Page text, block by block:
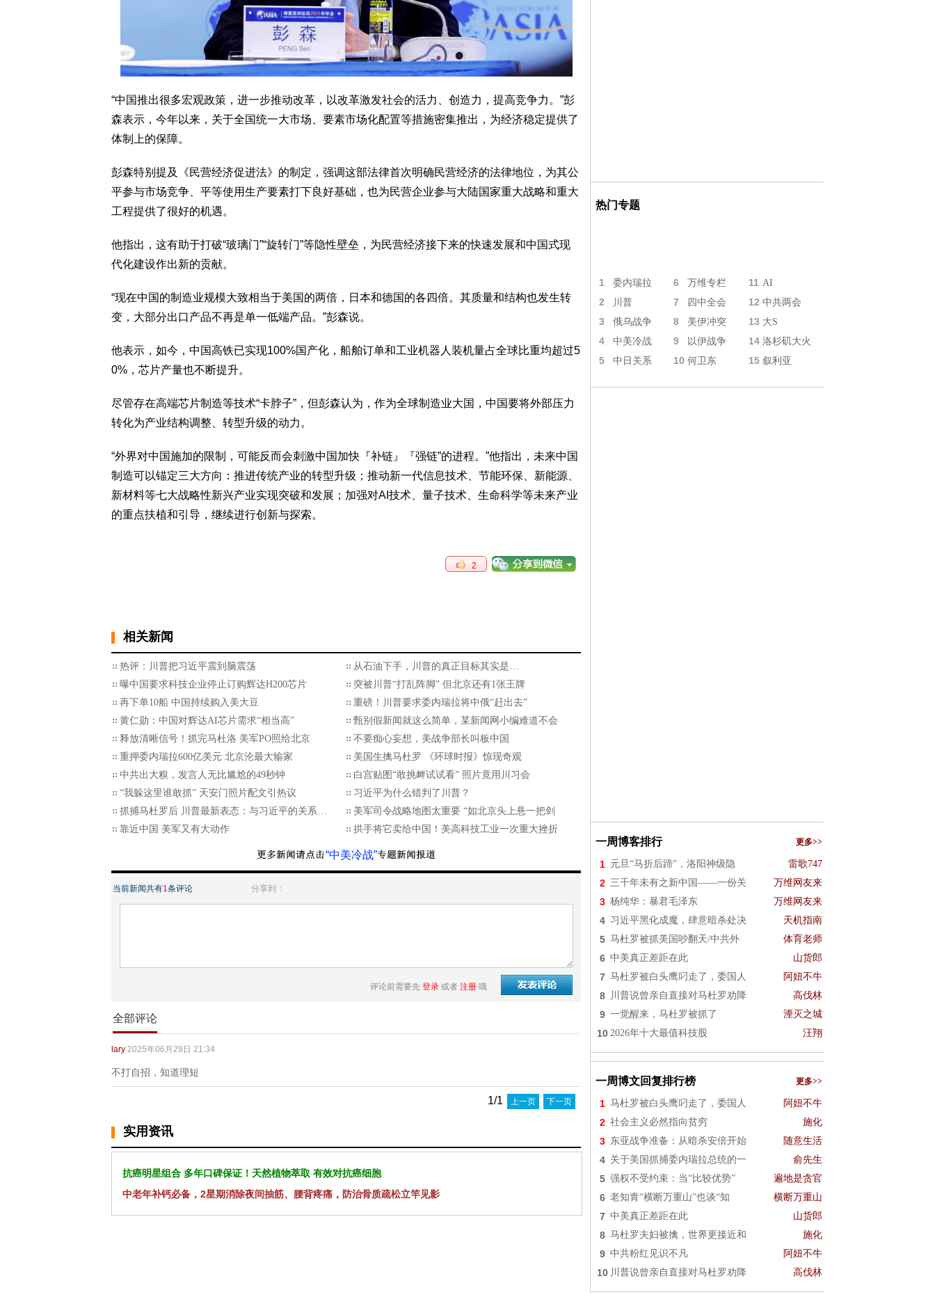
“中国推出很多宏观政策，进一步推动改革，以改革激发社会的活力、创造力，提高竞争力。”彭
森表示，今年以来，关于全国统一大市场、要素市场化配置等措施密集推出，为经济稳定提供了
体制上的保障。
彭森特别提及《民营经济促进法》的制定，强调这部法律首次明确民营经济的法律地位，为其公
平参与市场竞争、平等使用生产要素打下良好基础，也为民营企业参与大陆国家重大战略和重大
工程提供了很好的机遇。
他指出，这有助于打破“玻璃门”“旋转门”等隐性壁垒，为民营经济接下来的快速发展和中国式现
代化建设作出新的贡献。
“现在中国的制造业规模大致相当于美国的两倍，日本和德国的各四倍。其质量和结构也发生转
变，大部分出口产品不再是单一低端产品。”彭森说。
他表示，如今，中国高铁已实现100%国产化，船舶订单和工业机器人装机量占全球比重均超过5
0%，芯片产量也不断提升。
尽管存在高端芯片制造等技术“卡脖子”，但彭森认为，作为全球制造业大国，中国要将外部压力
转化为产业结构调整、转型升级的动力。
“外界对中国施加的限制，可能反而会刺激中国加快『补链』『强链”的进程。”他指出，未来中国
制造可以锚定三大方向：推进传统产业的转型升级；推动新一代信息技术、节能环保、新能源、
新材料等七大战略性新兴产业实现突破和发展；加强对AI技术、量子技术、生命科学等未来产业
的重点扶植和引导，继续进行创新与探索。
2
相关新闻
热评：川普把习近平震到脑震荡
从石油下手，川普的真正目标其实是…
曝中国要求科技企业停止订购辉达H200芯片
突被川普“打乱阵脚” 但北京还有1张王牌
再下单10船 中国持续购入美大豆
重磅！川普要求委内瑞拉将中俄“赶出去”
黄仁勋：中国对辉达AI芯片需求“相当高”
甄别假新闻就这么简单，某新闻网小编难道不会
释放清晰信号！抓完马杜洛 美军PO照给北京
不要痴心妄想，美战争部长叫板中国
重押委内瑞拉600亿美元 北京沦最大输家
美国生擒马杜罗 《环球时报》惊现奇观
中共出大糗，发言人无比尴尬的49秒钟
白宫贴图“敢挑衅试试看” 照片竟用川习会
“我躲这里谁敢抓” 天安门照片配文引热议
习近平为什么错判了川普？
抓捕马杜罗后 川普最新表态：与习近平的关系…
美军司令战略地图太重要 “如北京头上悬一把剑
靠近中国 美军又有大动作
拱手将它卖给中国！美高科技工业一次重大挫折
“中美冷战”
当前新闻共有1 条评论 分享到：
评论前需要先 登录 或者 注册 哦
全部评论
lary 2025年06月29日 21:34
不打自招，知道理短
1/1 上一页 下一页
实用资讯
抗癌明星组合 多年口碑保证！天然植物萃取 有效对抗癌细胞
中老年补钙必备，2星期消除夜间抽筋、腰背疼痛，防治骨质疏松立竿见影
热门专题
1 委内瑞拉 6 万维专栏 11 AI
2 川普 7 四中全会 12 中共两会
3 俄乌战争 8 美伊冲突 13 大S
4 中美冷战 9 以伊战争 14 洛杉矶大火
5 中日关系 10 何卫东 15 叙利亚
一周博客排行 更多>>
1 元旦“马折后蹄”，洛阳神级隐 雷歌747
2 三千年未有之新中国——一份关 万维网友来
3 杨纯华：暴君毛泽东 万维网友来
4 习近平黑化成魔，肆意暗杀处决 天机指南
5 马杜罗被抓美国吵翻天/中共外 体育老师
6 中美真正差距在此 山货郎
7 马杜罗被白头鹰叼走了，委国人 阿妞不牛
8 川普说曾亲自直接对马杜罗劝降 高伐林
9 一觉醒来，马杜罗被抓了 湮灭之城
10 2026年十大最值科技股 汪翔
一周博文回复排行榜 更多>>
1 马杜罗被白头鹰叼走了，委国人 阿妞不牛
2 社会主义必然指向贫穷 施化
3 东亚战争准备：从暗杀安倍开始 随意生活
4 关于美国抓捕委内瑞拉总统的一 俞先生
5 强权不受约束：当“比较优势” 遍地是贪官
6 老知青“横断万重山”也谈“知 横断万重山
7 中美真正差距在此 山货郎
8 马杜罗夫妇被擒，世界更接近和 施化
9 中共粉红见识不凡 阿妞不牛
10 川普说曾亲自直接对马杜罗劝降 高伐林